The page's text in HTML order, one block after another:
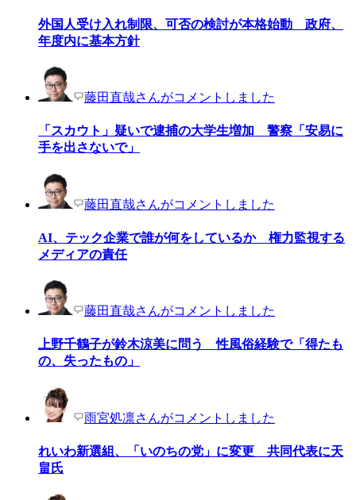
外国人受け入れ制限、可否の検討が本格始動 政府、
年度内に基本方針
藤田直哉さんがコメントしました
「スカウト」疑いで逮捕の大学生増加 警察「安易に
手を出さないで」
藤田直哉さんがコメントしました
AI、テック企業で誰が何をしているか 権力監視する
メディアの責任
藤田直哉さんがコメントしました
上野千鶴子が鈴木涼美に問う 性風俗経験で「得たも
の、失ったもの」
雨宮処凛さんがコメントしました
れいわ新選組、「いのちの党」に変更 共同代表に天
畠氏